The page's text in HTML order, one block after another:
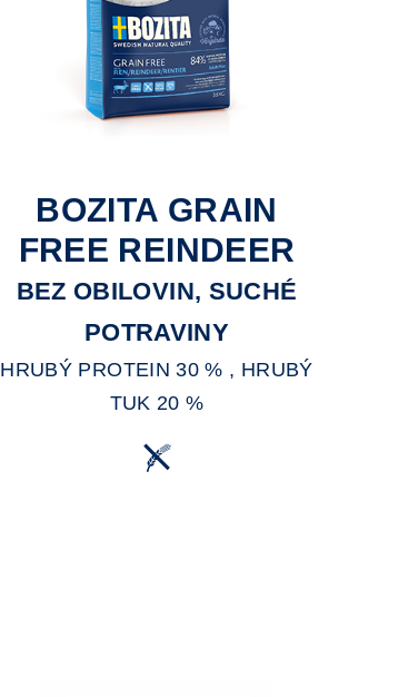
BOZITA GRAIN
FREE REINDEER
BEZ OBILOVIN, SUCHÉ
POTRAVINY
HRUBÝ PROTEIN 30 % , HRUBÝ
TUK 20 %